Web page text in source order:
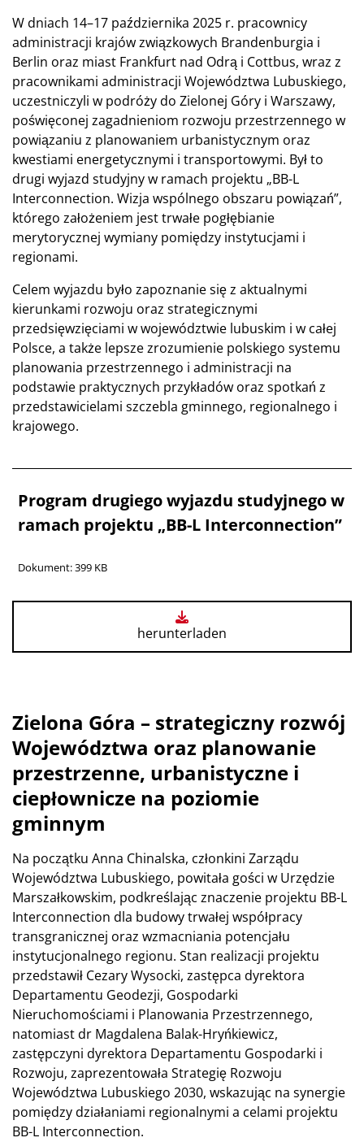
W dniach 14–17 października 2025 r. pracownicy
administracji krajów związkowych Brandenburgia i
Berlin oraz miast Frankfurt nad Odrą i Cottbus, wraz z
pracownikami administracji Województwa Lubuskiego,
uczestniczyli w podróży do Zielonej Góry i Warszawy,
poświęconej zagadnieniom rozwoju przestrzennego w
powiązaniu z planowaniem urbanistycznym oraz
kwestiami energetycznymi i transportowymi. Był to
drugi wyjazd studyjny w ramach projektu „BB-L
Interconnection. Wizja wspólnego obszaru powiązań”,
którego założeniem jest trwałe pogłębianie
merytorycznej wymiany pomiędzy instytucjami i
regionami.
Celem wyjazdu było zapoznanie się z aktualnymi
kierunkami rozwoju oraz strategicznymi
przedsięwzięciami w województwie lubuskim i w całej
Polsce, a także lepsze zrozumienie polskiego systemu
planowania przestrzennego i administracji na
podstawie praktycznych przykładów oraz spotkań z
przedstawicielami szczebla gminnego, regionalnego i
krajowego.
Program drugiego wyjazdu studyjnego w
ramach projektu „BB-L Interconnection”
Dokument: 399 KB
herunterladen
Zielona Góra – strategiczny rozwój
Województwa oraz planowanie
przestrzenne, urbanistyczne i
ciepłownicze na poziomie
gminnym
Na początku Anna Chinalska, członkini Zarządu
Województwa Lubuskiego, powitała gości w Urzędzie
Marszałkowskim, podkreślając znaczenie projektu BB-L
Interconnection dla budowy trwałej współpracy
transgranicznej oraz wzmacniania potencjału
instytucjonalnego regionu. Stan realizacji projektu
przedstawił Cezary Wysocki, zastępca dyrektora
Departamentu Geodezji, Gospodarki
Nieruchomościami i Planowania Przestrzennego,
natomiast dr Magdalena Balak-Hryńkiewicz,
zastępczyni dyrektora Departamentu Gospodarki i
Rozwoju, zaprezentowała Strategię Rozwoju
Województwa Lubuskiego 2030, wskazując na synergie
pomiędzy działaniami regionalnymi a celami projektu
BB-L Interconnection.